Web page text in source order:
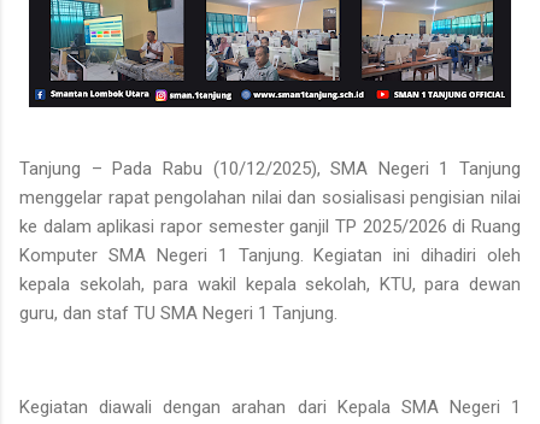
Tanjung – Pada Rabu (10/12/2025), SMA Negeri 1 Tanjung
menggelar rapat pengolahan nilai dan sosialisasi pengisian nilai
ke dalam aplikasi rapor semester ganjil TP 2025/2026 di Ruang
Komputer SMA Negeri 1 Tanjung. Kegiatan ini dihadiri oleh
kepala sekolah, para wakil kepala sekolah, KTU, para dewan
guru, dan staf TU SMA Negeri 1 Tanjung.
Kegiatan diawali dengan arahan dari Kepala SMA Negeri 1